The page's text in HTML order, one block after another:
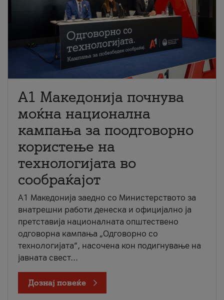
A1 Македонија почнува
моќна национална
кампања за поодговорно
користење на
технологијата во
сообраќајот
A1 Македонија заедно со Министерството за
внатрешни работи денеска и официјално ја
претставија националната општествено
одговорна кампања „Одговорно со
технологијата“, насочена кон подигнување на
јавната свест...
Дознај повеќе